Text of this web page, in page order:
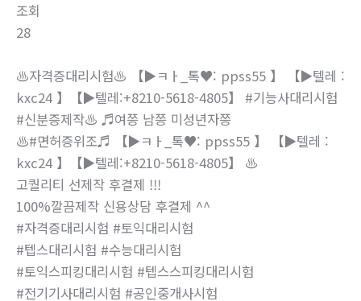
조회
28
♨️자격증대리시험♨️ 【▶ㅋㅏ_톡♥: ppss55 】 【▶텔레 :
kxc24 】【▶텔레:+8210-5618-4805】 #기능사대리시험
#신분증제작♨️ ♬여쯩 남쯩 미성년자쯩
♨️#면허증위조♬ 【▶ㅋㅏ_톡♥: ppss55 】 【▶텔레 :
kxc24 】【▶텔레:+8210-5618-4805】 ♨️
고퀄리티 선제작 후결제 !!!
100%깔끔제작 신용상담 후결제 ^^
#자격증대리시험 #토익대리시험
#텝스대리시험 #수능대리시험
#토익스피킹대리시험 #텝스스피킹대리시험
#전기기사대리시험 #공인중개사시험